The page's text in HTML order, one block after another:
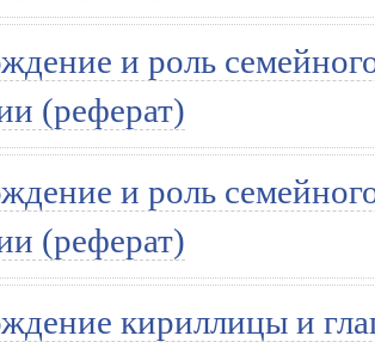
и роль
(реферат)
и роль
(реферат)
кириллицы и